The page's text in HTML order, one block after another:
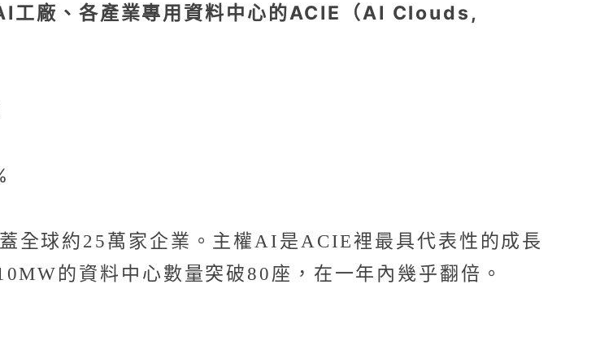
廠、各產業專用資料中心的ACIE（AI Clouds,
全球約25萬家企業。主權AI是ACIE裡最具代表性的成長
的資料中心數量突破80座，在一年內幾乎翻倍。